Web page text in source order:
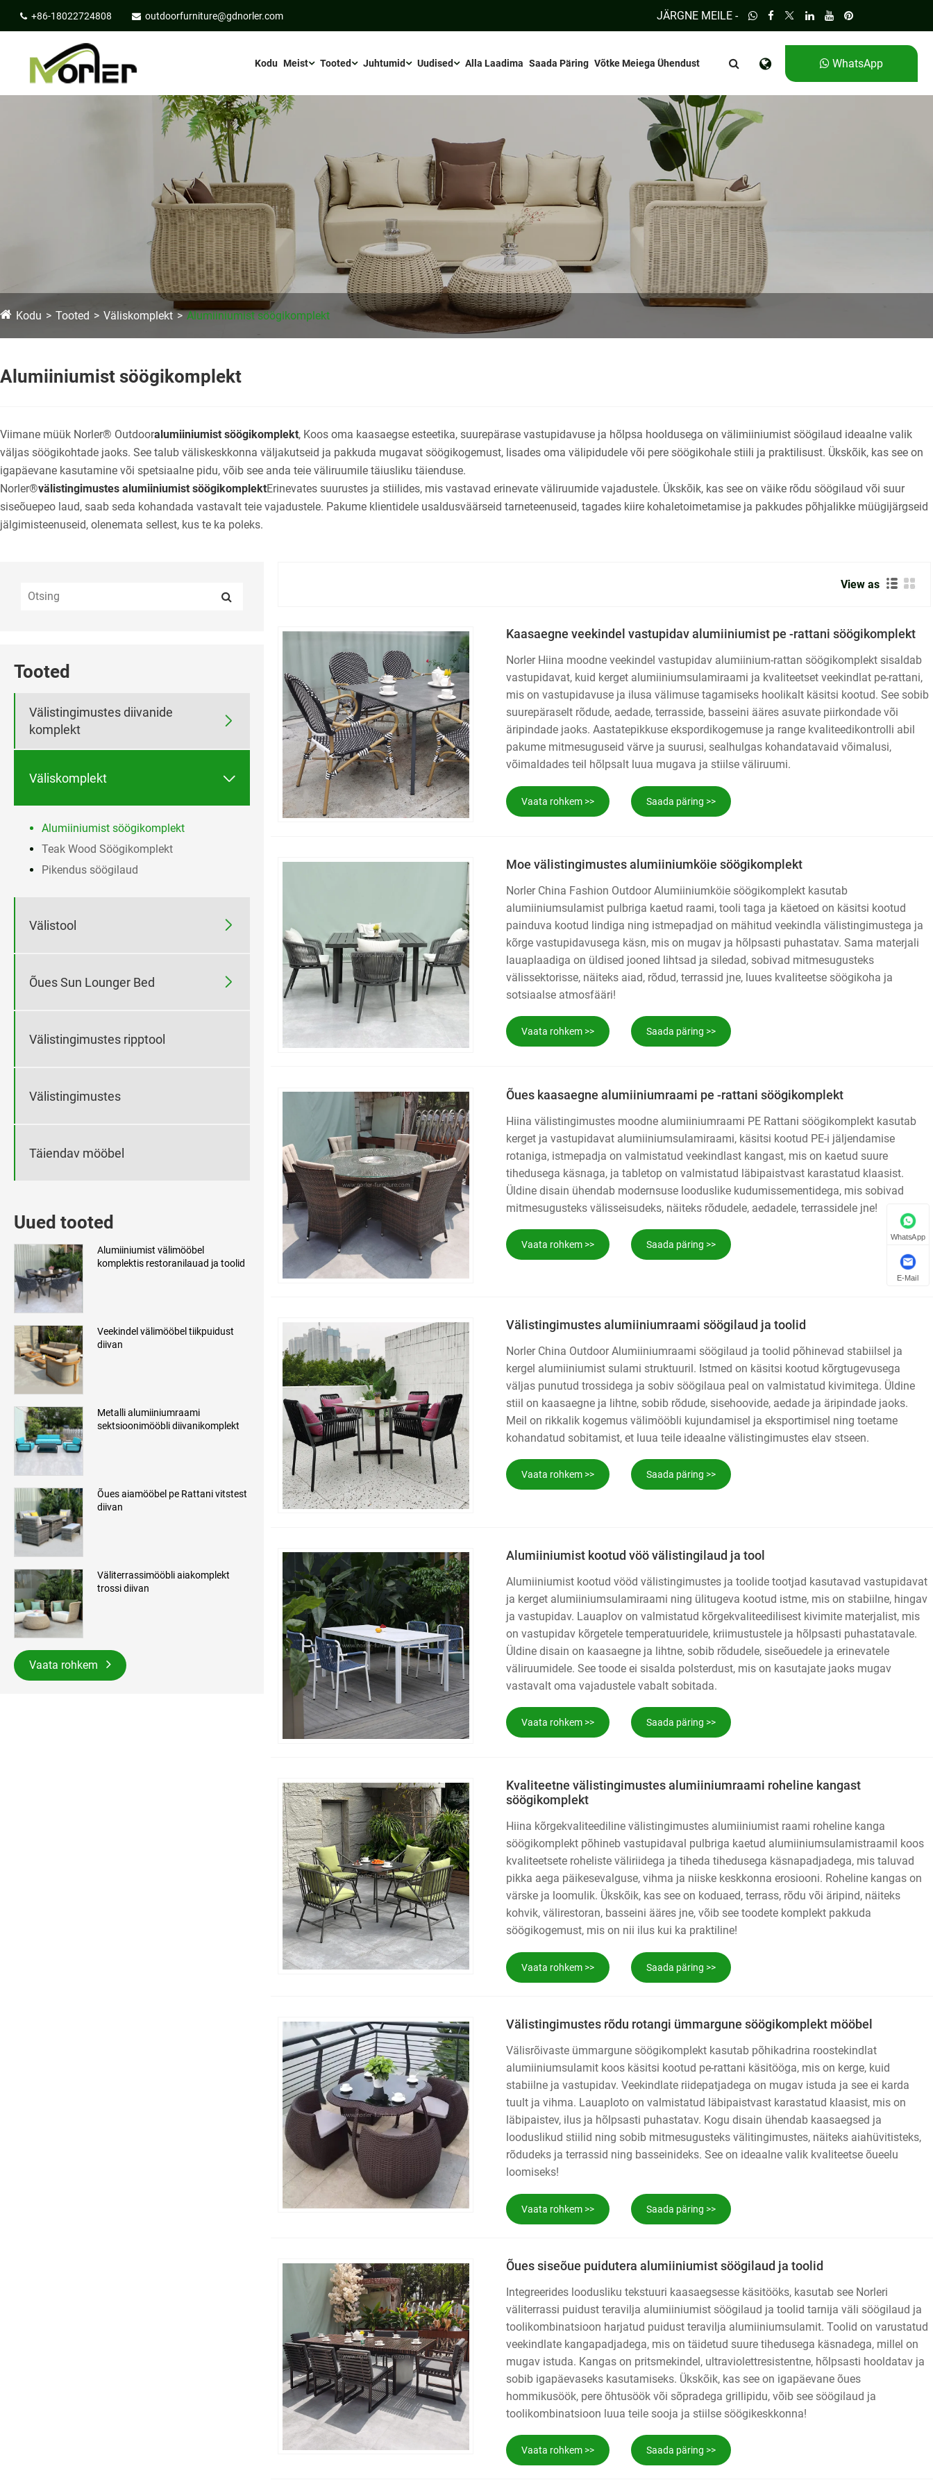
+86-18022724808 outdoorfurniture@gdnorler.com JÄRGNE MEILE -
Kodu Meist Tooted Juhtumid Uudised Alla Laadima Saada Päring Võtke Meiega Ühendust WhatsApp
Kodu Tooted Väliskomplekt Alumiiniumist söögikomplekt
Alumiiniumist söögikomplekt
Viimane müük Norler® Outdooralumiiniumist söögikomplekt, Koos oma kaasaegse esteetika, suurepärase vastupidavuse ja hõlpsa hooldusega on välimiiniumist söögilaud ideaalne valik
väljas söögikohtade jaoks. See talub väliskeskkonna väljakutseid ja pakkuda mugavat söögikogemust, lisades oma välipidudele või pere söögikohale stiili ja praktilisust. Ükskõik, kas see on
igapäevane kasutamine või spetsiaalne pidu, võib see anda teie väliruumile täiusliku täienduse.
Norler®välistingimustes alumiiniumist söögikomplektErinevates suurustes ja stiilides, mis vastavad erinevate väliruumide vajadustele. Ükskõik, kas see on väike rõdu söögilaud või suur
siseõuepeo laud, saab seda kohandada vastavalt teie vajadustele. Pakume klientidele usaldusväärseid tarneteenuseid, tagades kiire kohaletoimetamise ja pakkudes põhjalikke müügijärgseid
jälgimisteenuseid, olenemata sellest, kus te ka poleks.
Tooted
Välistingimustes diivanide
komplekt

Väliskomplekt 
Alumiiniumist söögikomplekt
Teak Wood Söögikomplekt
Pikendus söögilaud
Välistool 
Õues Sun Lounger Bed 
Välistingimustes ripptool
Välistingimustes
Täiendav mööbel
Uued tooted
Alumiiniumist välimööbel
komplektis restoranilauad ja toolid
Veekindel välimööbel tiikpuidust
diivan
Metalli alumiiniumraami
sektsioonimööbli diivanikomplekt
Õues aiamööbel pe Rattani vitstest
diivan
Väliterrassimööbli aiakomplekt
trossi diivan
Vaata rohkem
View as
Kaasaegne veekindel vastupidav alumiiniumist pe -rattani söögikomplekt
Norler Hiina moodne veekindel vastupidav alumiinium-rattan söögikomplekt sisaldab
vastupidavat, kuid kerget alumiiniumsulamiraami ja kvaliteetset veekindlat pe-rattani,
mis on vastupidavuse ja ilusa välimuse tagamiseks hoolikalt käsitsi kootud. See sobib
suurepäraselt rõdude, aedade, terrasside, basseini ääres asuvate piirkondade või
äripindade jaoks. Aastatepikkuse ekspordikogemuse ja range kvaliteedikontrolli abil
pakume mitmesuguseid värve ja suurusi, sealhulgas kohandatavaid võimalusi,
võimaldades teil hõlpsalt luua mugava ja stiilse väliruumi.
Vaata rohkem >> Saada päring >>
Moe välistingimustes alumiiniumköie söögikomplekt
Norler China Fashion Outdoor Alumiiniumköie söögikomplekt kasutab
alumiiniumsulamist pulbriga kaetud raami, tooli taga ja käetoed on käsitsi kootud
painduva kootud lindiga ning istmepadjad on mähitud veekindla välistingimustega ja
kõrge vastupidavusega käsn, mis on mugav ja hõlpsasti puhastatav. Sama materjali
lauaplaadiga on üldised jooned lihtsad ja siledad, sobivad mitmesugusteks
välissektorisse, näiteks aiad, rõdud, terrassid jne, luues kvaliteetse söögikoha ja
sotsiaalse atmosfääri!
Vaata rohkem >> Saada päring >>
Õues kaasaegne alumiiniumraami pe -rattani söögikomplekt
Hiina välistingimustes moodne alumiiniumraami PE Rattani söögikomplekt kasutab
kerget ja vastupidavat alumiiniumsulamiraami, käsitsi kootud PE-i jäljendamise
rotaniga, istmepadja on valmistatud veekindlast kangast, mis on kaetud suure
tihedusega käsnaga, ja tabletop on valmistatud läbipaistvast karastatud klaasist.
Üldine disain ühendab modernsuse looduslike kudumissementidega, mis sobivad
mitmesugusteks välisseisudeks, näiteks rõdudele, aedadele, terrassidele jne!
Vaata rohkem >> Saada päring >>
Välistingimustes alumiiniumraami söögilaud ja toolid
Norler China Outdoor Alumiiniumraami söögilaud ja toolid põhinevad stabiilsel ja
kergel alumiiniumist sulami struktuuril. Istmed on käsitsi kootud kõrgtugevusega
väljas punutud trossidega ja sobiv söögilaua peal on valmistatud kivimitega. Üldine
stiil on kaasaegne ja lihtne, sobib rõdude, sisehoovide, aedade ja äripindade jaoks.
Meil on rikkalik kogemus välimööbli kujundamisel ja eksportimisel ning toetame
kohandatud sobitamist, et luua teile ideaalne välistingimustes elav stseen.
Vaata rohkem >> Saada päring >>
Alumiiniumist kootud vöö välistingilaud ja tool
Alumiiniumist kootud vööd välistingimustes ja toolide tootjad kasutavad vastupidavat
ja kerget alumiiniumsulamiraami ning ülitugeva kootud istme, mis on stabiilne, hingav
ja vastupidav. Lauaplov on valmistatud kõrgekvaliteedilisest kivimite materjalist, mis
on vastupidav kõrgetele temperatuuridele, kriimustustele ja hõlpsasti puhastatavale.
Üldine disain on kaasaegne ja lihtne, sobib rõdudele, siseõuedele ja erinevatele
väliruumidele. See toode ei sisalda polsterdust, mis on kasutajate jaoks mugav
vastavalt oma vajadustele vabalt sobitada.
Vaata rohkem >> Saada päring >>
Kvaliteetne välistingimustes alumiiniumraami roheline kangast
söögikomplekt
Hiina kõrgekvaliteediline välistingimustes alumiiniumist raami roheline kanga
söögikomplekt põhineb vastupidaval pulbriga kaetud alumiiniumsulamistraamil koos
kvaliteetsete roheliste väliriidega ja tiheda tihedusega käsnapadjadega, mis taluvad
pikka aega päikesevalguse, vihma ja niiske keskkonna erosiooni. Roheline kangas on
värske ja loomulik. Ükskõik, kas see on koduaed, terrass, rõdu või äripind, näiteks
kohvik, välirestoran, basseini ääres jne, võib see toodete komplekt pakkuda
söögikogemust, mis on nii ilus kui ka praktiline!
Vaata rohkem >> Saada päring >>
Välistingimustes rõdu rotangi ümmargune söögikomplekt mööbel
Välisrõivaste ümmargune söögikomplekt kasutab põhikadrina roostekindlat
alumiiniumsulamit koos käsitsi kootud pe-rattani käsitööga, mis on kerge, kuid
stabiilne ja vastupidav. Veekindlate riidepatjadega on mugav istuda ja see ei karda
tuult ja vihma. Lauaploto on valmistatud läbipaistvast karastatud klaasist, mis on
läbipaistev, ilus ja hõlpsasti puhastatav. Kogu disain ühendab kaasaegsed ja
looduslikud stiilid ning sobib mitmesugusteks välitingimustes, näiteks aiahüvitisteks,
rõdudeks ja terrassid ning basseinideks. See on ideaalne valik kvaliteetse õueelu
loomiseks!
Vaata rohkem >> Saada päring >>
Õues siseõue puidutera alumiiniumist söögilaud ja toolid
Integreerides loodusliku tekstuuri kaasaegsesse käsitööks, kasutab see Norleri
väliterrassi puidust teravilja alumiiniumist söögilaud ja toolid tarnija väli söögilaud ja
toolikombinatsioon harjatud puidust teravilja alumiiniumsulamit. Toolid on varustatud
veekindlate kangapadjadega, mis on täidetud suure tihedusega käsnadega, millel on
mugav istuda. Kangas on pritsmekindel, ultraviolettresistentne, hõlpsasti hooldatav ja
sobib igapäevaseks kasutamiseks. Ükskõik, kas see on igapäevane õues
hommikusöök, pere õhtusöök või sõpradega grillipidu, võib see söögilaud ja
toolikombinatsioon luua teile sooja ja stiilse söögikeskkonna!
Vaata rohkem >> Saada päring >>
WhatsApp
E-Mail